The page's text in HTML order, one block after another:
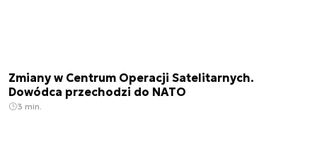
Zmiany w Centrum Operacji Satelitarnych.
Dowódca przechodzi do NATO
3 min.